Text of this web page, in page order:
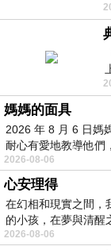
媽媽的面具
2026 年 8 月 6 日媽
耐心有愛地教導他們
2026-08-06
心安理得
在幻相和現實之間，
的小孩，在夢與清醒
2026-08-06